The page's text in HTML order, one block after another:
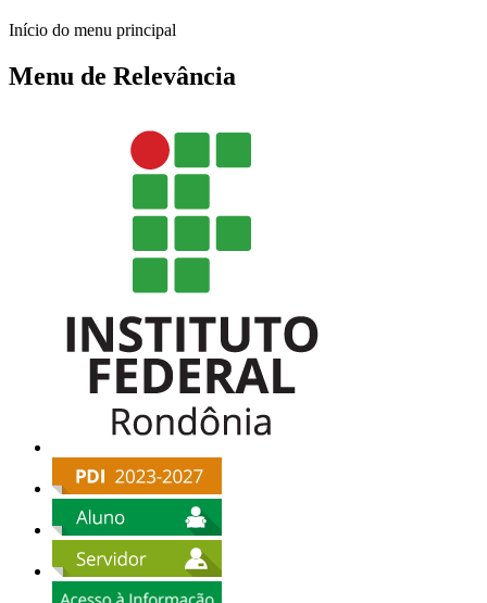
Início do menu principal
Menu de Relevância